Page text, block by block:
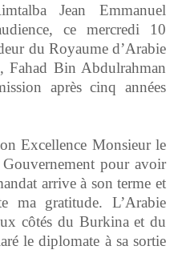
Jean Emmanuel
ce mercredi 10
du Royaume d’Arabie
Fahad Bin Abdulrahman
après cinq années
Excellence Monsieur le
pour avoir
arrive à son terme et
ma gratitude. L’Arabie
côtés du Burkina et du
le diplomate à sa sortie